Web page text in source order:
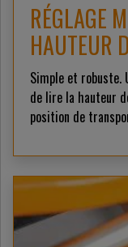
RÉGLAGE
HAUTEUR
Simple et robuste.
de lire la hauteur
position de